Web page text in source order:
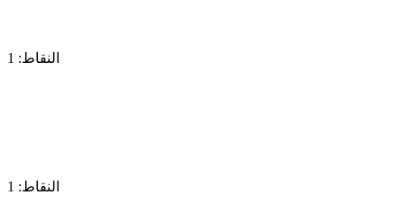
النقاط: 1
النقاط: 1